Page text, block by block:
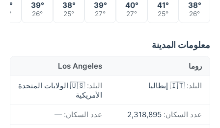
38°
26°
41°
25°
40°
27°
39°
27°
38°
25°
39°
26°
26°
معلومات المدينة
روما Los Angeles
البلد: 🇮🇹 إيطاليا البلد:
🇺🇸 الولايات المتحدة
الأمريكية
عدد السكان: عدد السكان: —